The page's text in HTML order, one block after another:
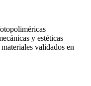
y estéticas
validados en